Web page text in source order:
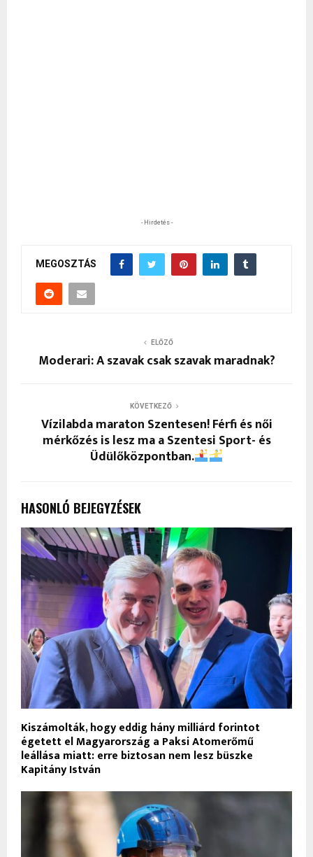
- Hirdetés -
MEGOSZTÁS
ELŐZŐ
Moderari: A szavak csak szavak maradnak?
KÖVETKEZŐ
Vízilabda maraton Szentesen! Férfi és női
mérkőzés is lesz ma a Szentesi Sport- és
Üdülőközpontban.
HASONLÓ BEJEGYZÉSEK
Kiszámolták, hogy eddig hány milliárd forintot
égetett el Magyarország a Paksi Atomerőmű
leállása miatt: erre biztosan nem lesz büszke
Kapitány István